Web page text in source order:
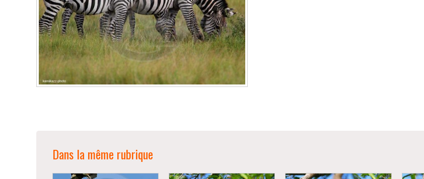
Dans la même rubrique